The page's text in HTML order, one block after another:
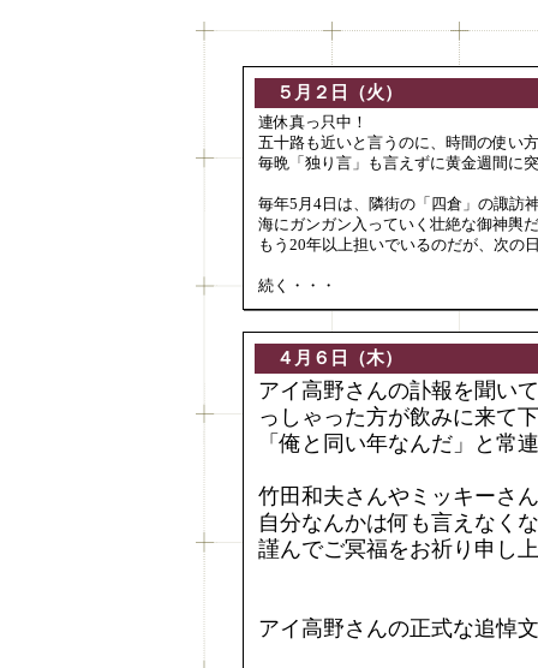
５月２日（火）
連休真っ只中！
五十路も近いと言うのに、時間の使い
毎晩「独り言」も言えずに黄金週間に
毎年5月4日は、隣街の「四倉」の諏訪
海にガンガン入っていく壮絶な御神輿
もう20年以上担いでいるのだが、次の
続く・・・
４月６日（木）
アイ高野さんの訃報を聞い
っしゃった方が飲みに来て
「俺と同い年なんだ」と常
竹田和夫さんやミッキーさ
自分なんかは何も言えなく
謹んでご冥福をお祈り申し
アイ高野さんの正式な追悼